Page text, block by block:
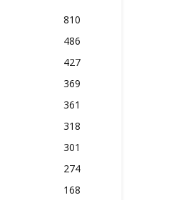
810
486
427
369
361
318
301
274
168